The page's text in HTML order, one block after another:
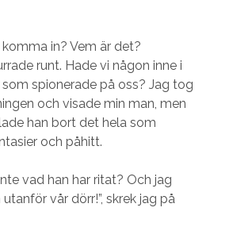
in? Vem är det?
runt. Hade vi någon inne i
spionerade på oss? Jag tog
och visade min man, men
han bort det hela som
och påhitt.
vad han har ritat? Och jag
vår dörr!”, skrek jag på